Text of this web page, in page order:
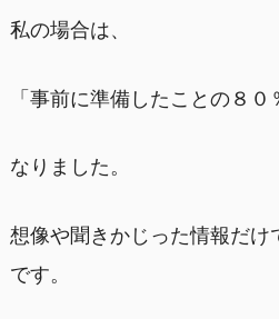
私の場合は、
「事前に準備したことの８０
なりました。
想像や聞きかじった情報だけ
です。